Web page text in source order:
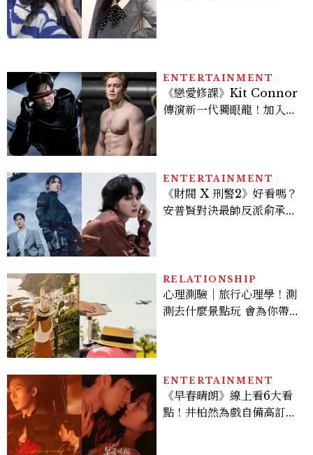
ENTERTAINMENT
《戀愛修課》Kit Connor
傳演新一代獨眼龍！加入新
ENTERTAINMENT
《財閥 X 刑警2》好看嗎？
安普賢對決最帥反派俞承
多大？
RELATIONSHIP
心理測驗｜旅行心理學！測
測去什麼景點玩 會為你帶來
ENTERTAINMENT
《早春晴朗》線上看6大看
點！井柏然為戲自備高訂，